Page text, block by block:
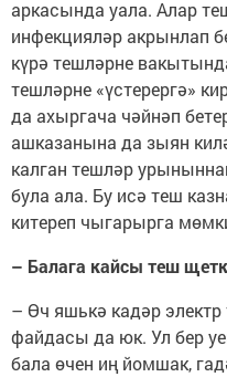
аркасында уала. Алар
инфекцияләр акрынлап
күрә тешләрне
тешләрне «үстерергә»
да ахыргача чәйнәп
ашказанына да зыян
калган тешләр
була ала. Бу исә теш
китереп чыгарырга
– Балага кайсы теш
– Өч яшькә кадәр
файдасы да юк. Ул бер
бала өчен иң йомшак,